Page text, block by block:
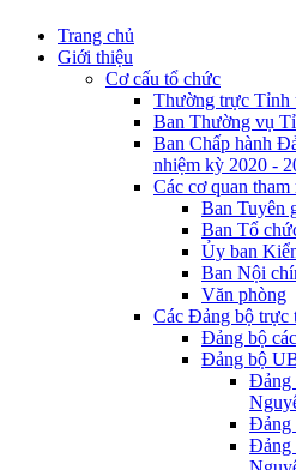
Trang chủ
Giới thiệu
Cơ cấu tổ chức
Thường trực Tỉnh
Ban Thường vụ
Ban Chấp hành
nhiệm kỳ 2020 -
Các cơ quan
Ban Tuyên
Ban Tổ
Ủy ban
Ban Nội
Văn phòng
Các Đảng bộ trực
Đảng bộ
Đảng bộ
Đảng
Đảng
Đảng